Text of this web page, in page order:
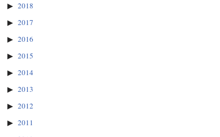
2018
2017
2016
2015
2014
2013
2012
2011